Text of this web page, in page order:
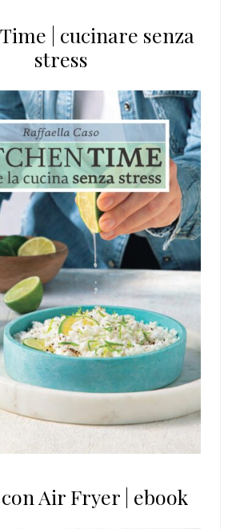
| cucinare senza
stress
Air Fryer | ebook